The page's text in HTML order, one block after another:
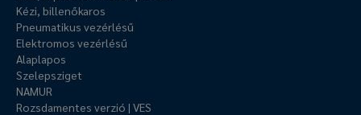
Kézi, billenőkaros
Pneumatikus vezérlésű
Elektromos vezérlésű
Alaplapos
Szelepsziget
NAMUR
Rozsdamentes verzió | VES